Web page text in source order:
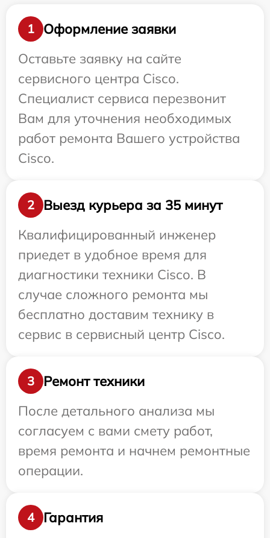
1
Оформление заявки
Оставьте заявку на сайте
сервисного центра Cisco.
Специалист сервиса перезвонит
Вам для уточнения необходимых
работ ремонта Вашего устройства
Cisco.
2
Выезд курьера за 35 минут
Квалифицированный инженер
приедет в удобное время для
диагностики техники Cisco. В
случае сложного ремонта мы
бесплатно доставим технику в
сервис в сервисный центр Cisco.
3
Ремонт техники
После детального анализа мы
согласуем с вами смету работ,
время ремонта и начнем ремонтные
операции.
4
Гарантия